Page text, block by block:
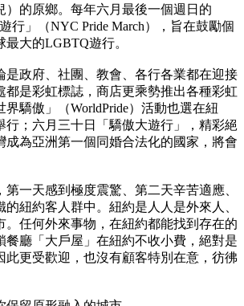
）的原鄉。每年六月最後一個週日的
行」（NYC Pride March），旨在鼓勵個
大的LGBTQ遊行。
是政府、社團、教會、各行各業都在迎接
都是彩虹標誌，商店更乘勢推出各種彩虹
驕傲」（WorldPride）活動也選在紐
行；六月三十日「驕傲大遊行」，精彩絕
成為亞洲第一個同婚合法化的國家，將會
一天感到極度震驚、第二天辛苦適應、
紐約客人群中。紐約是人人是外來人、
。任何外來事物，在紐約都能找到存在的
餐廳「大戶屋」在紐約不收小費，絕對是
此更受歡迎，也沒有顧客特別在意，彷彿